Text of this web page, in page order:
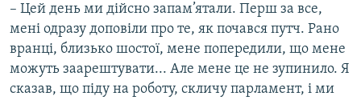
– Цей день ми дійсно запам’ятали. Перш за все,
мені одразу доповіли про те, як почався путч. Рано
вранці, близько шостої, мене попередили, що мене
можуть заарештувати... Але мене це не зупинило. Я
сказав, що піду на роботу, скличу парламент, і ми